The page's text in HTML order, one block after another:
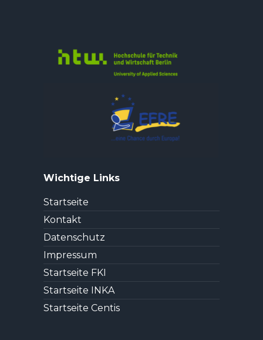
Wichtige Links
Startseite
Kontakt
Datenschutz
Impressum
Startseite FKI
Startseite INKA
Startseite Centis